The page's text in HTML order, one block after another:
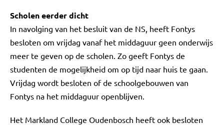
Scholen eerder dicht
In navolging van het besluit van de NS, heeft Fontys
besloten om vrijdag vanaf het middaguur geen onderwijs
meer te geven op de scholen. Zo geeft Fontys de
studenten de mogelijkheid om op tijd naar huis te gaan.
Vrijdag wordt besloten of de schoolgebouwen van
Fontys na het middaguur openblijven.
Het Markland College Oudenbosch heeft ook besloten